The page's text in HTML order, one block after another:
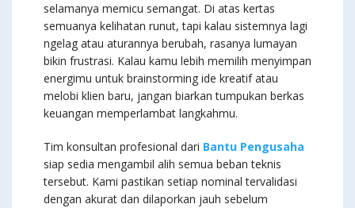
selamanya memicu semangat. Di atas kertas
semuanya kelihatan runut, tapi kalau sistemnya lagi
ngelag atau aturannya berubah, rasanya lumayan
bikin frustrasi. Kalau kamu lebih memilih menyimpan
energimu untuk brainstorming ide kreatif atau
melobi klien baru, jangan biarkan tumpukan berkas
keuangan memperlambat langkahmu.
Tim konsultan profesional dari Bantu Pengusaha
siap sedia mengambil alih semua beban teknis
tersebut. Kami pastikan setiap nominal tervalidasi
dengan akurat dan dilaporkan jauh sebelum